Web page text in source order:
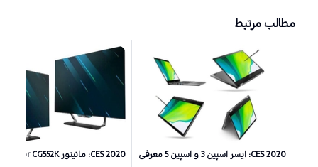
مطالب مرتبط
CES 2020: ایسر اسپین 3 و اسپین 5 معرفی